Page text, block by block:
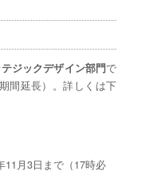
ジックデザイン部門で
間延長）。詳しくは下
11月3日まで（17時必